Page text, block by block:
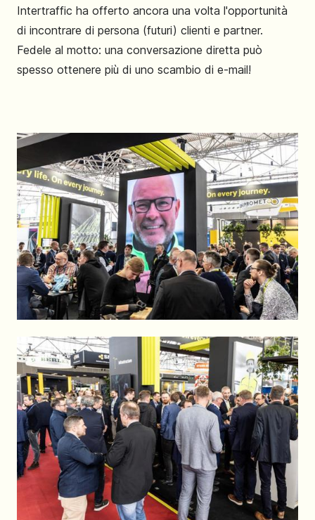
Intertraffic ha offerto ancora una volta l'opportunità
di incontrare di persona (futuri) clienti e partner.
Fedele al motto: una conversazione diretta può
spesso ottenere più di uno scambio di e-mail!